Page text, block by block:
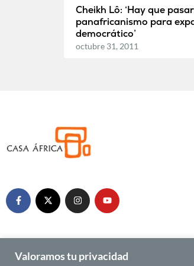
Valoramos tu privacidad
Cheikh Lô: ‘Hay que
panafricanismo para
democrático’
octubre 31, 2011